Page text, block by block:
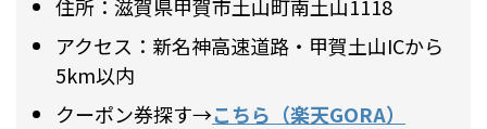
住所：滋賀県甲賀市土山町南土山1118
アクセス：新名神高速道路・甲賀土山ICから
5km以内
クーポン券探す→こちら（楽天GORA）